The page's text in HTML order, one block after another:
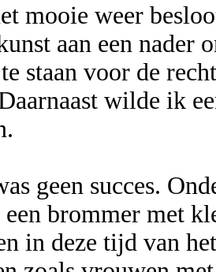
mooie weer
aan een nader
staan voor de
wilde ik
geen succes.
een brommer met
in deze tijd van